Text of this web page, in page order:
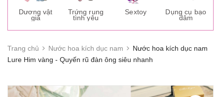
Dương vật
giả
Trứng rung
tình yêu
Sextoy Dụng cụ bạo
dâm
Trang chủ Nước hoa kích dục nam
Nước hoa kích dục nam
Lure Him vàng - Quyến rũ đàn ông siêu nhanh